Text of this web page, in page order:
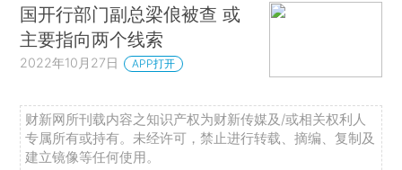
国开行部门副总梁俍被查 或
主要指向两个线索
2022年10月27日 APP打开
财新网所刊载内容之知识产权为财新传媒及/或相关权利人
专属所有或持有。未经许可，禁止进行转载、摘编、复制及
建立镜像等任何使用。